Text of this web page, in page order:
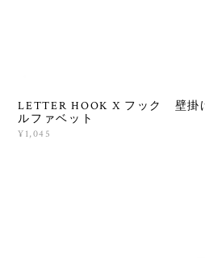
LETTER HOOK X フック 壁
ルファベット
¥1,045